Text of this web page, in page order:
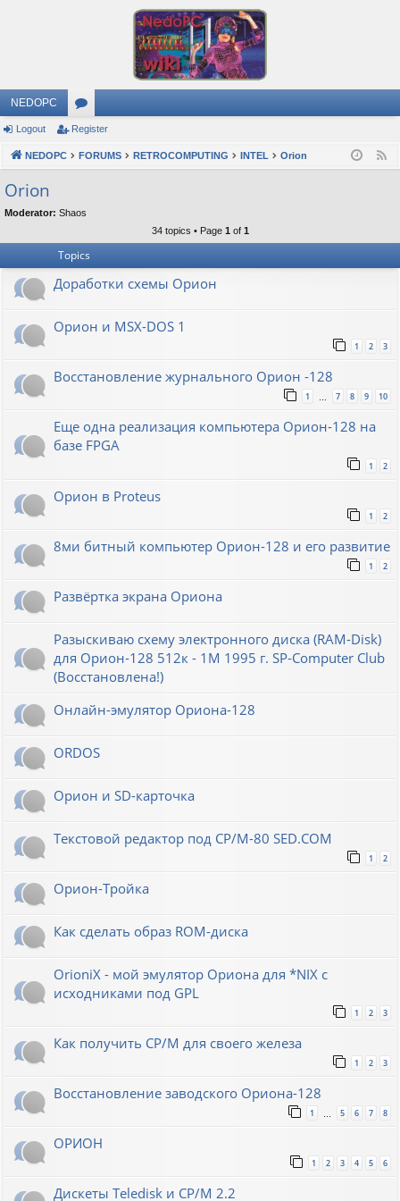
NEDOPC
or
u
s
Logout Register
NEDOPC FORUMS RETROCOMPUTING INTEL Orion
Orion
Moderator: Shaos
34 topics • Page 1 of 1
Topics
Доработки схемы Орион
Орион и MSX-DOS 1
1 2 3
Восстановление журнального Орион -128
1 … 7 8 9 10
Еще одна реализация компьютера Орион-128 на
базе FPGA
1 2
Орион в Proteus
1 2
8ми битный компьютер Орион-128 и его развитие
1 2
Развёртка экрана Ориона
Разыскиваю схему электронного диска (RAM-Disk)
для Орион-128 512к - 1М 1995 г. SP-Computer Club
(Восстановлена!)
Онлайн-эмулятор Ориона-128
ORDOS
Орион и SD-карточка
Текстовой редактор под CP/M-80 SED.COM
1 2
Орион-Тройка
Как сделать образ ROM-диска
OrioniX - мой эмулятор Ориона для *NIX с
исходниками под GPL
1 2 3
Как получить CP/M для своего железа
1 2 3
Восстановление заводского Ориона-128
1 … 5 6 7 8
ОРИОН
1 2 3 4 5 6
Дискеты Teledisk и CP/M 2.2